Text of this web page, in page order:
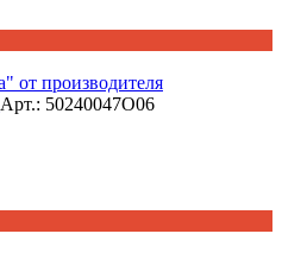
Арт.: 50240047О06